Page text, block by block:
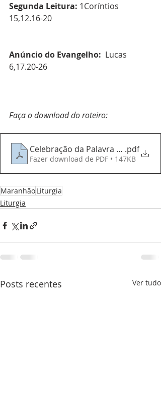
Segunda Leitura: 1Coríntios
15,12.16-20
Anúncio do Evangelho:
  Lucas
6,17.20-26
Faça o download do roteiro:
Celebração da Palavra 13022022
.pdf
Fazer download de PDF • 147KB
MaranhãoLiturgia
Liturgia
Posts recentes Ver tudo